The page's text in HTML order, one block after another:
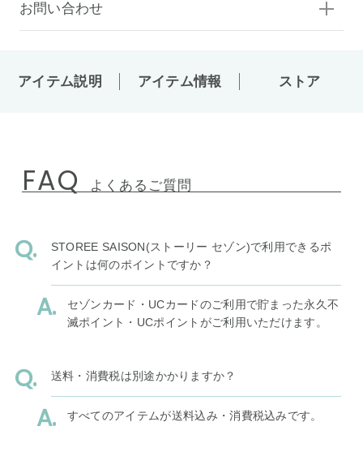
お問い合わせ
アイテム説明 アイテム情報 ストア
FAQ よくあるご質問
STOREE SAISON(ストーリー セゾン)で利用できるポ
イントは何のポイントですか？
セゾンカード・UCカードのご利用で貯まった永久不
滅ポイント・UCポイントがご利用いただけます。
送料・消費税は別途かかりますか？
すべてのアイテムが送料込み・消費税込みです。